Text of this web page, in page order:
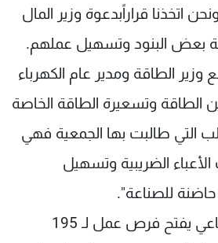
19 بنداً، ونحن اتخذنا قراراًبدعوة وزير المال
بعض البنود وتسهيل عملهم.
وزير الطاقة ومدير عام الكهرباء
الطاقة وتسعيرة الطاقة الخاصة
التي طالبت بها الجمعية فهي
الضريبية وتسهيل
للصناعة".
واكد ان "القطاع الصناعي يفتح فرص عمل لـ 195